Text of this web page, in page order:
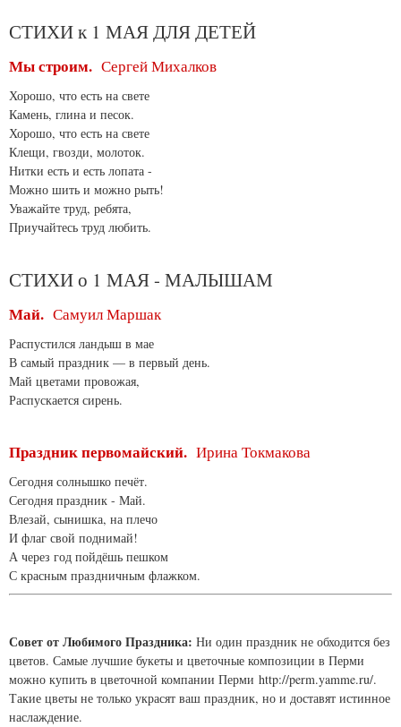
СТИХИ к 1 МАЯ ДЛЯ ДЕТЕЙ
Мы строим. Сергей Михалков
Хорошо, что есть на свете
Камень, глина и песок.
Хорошо, что есть на свете
Клещи, гвозди, молоток.
Нитки есть и есть лопата -
Можно шить и можно рыть!
Уважайте труд, ребята,
Приучайтесь труд любить.
СТИХИ о 1 МАЯ - МАЛЫШАМ
Май. Самуил Маршак
Распустился ландыш в мае
В самый праздник — в первый день.
Май цветами провожая,
Распускается сирень.
Праздник первомайский. Ирина Токмакова
Сегодня солнышко печёт.
Сегодня праздник - Май.
Влезай, сынишка, на плечо
И флаг свой поднимай!
А через год пойдёшь пешком
С красным праздничным флажком.
Совет от Любимого Праздника: Ни один праздник не обходится без
цветов. Самые лучшие букеты и цветочные композиции в Перми
можно купить в цветочной компании Перми http://perm.yamme.ru/.
Такие цветы не только украсят ваш праздник, но и доставят истинное
наслаждение.